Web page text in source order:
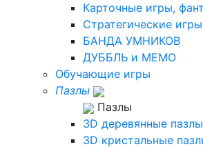
Карточные игры,
Стратегические игры
БАНДА УМНИКОВ
ДУББЛЬ и МЕМО
Обучающие игры
Пазлы
Пазлы
3D деревянные пазлы
3D кристальные